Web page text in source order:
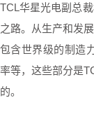
TCL华星光电副总
之路。从生产和发
包含世界级的制造
率等，这些部分是
的。